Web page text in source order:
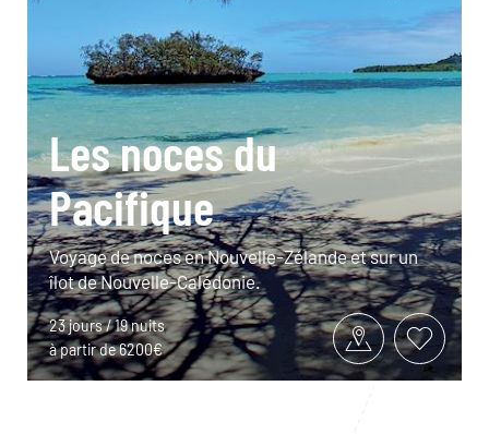
Les noces du
Pacifique
Voyage de noces en Nouvelle-Zélande et sur un
îlot de Nouvelle-Calédonie.
23 jours / 19 nuits
à partir de 6200€